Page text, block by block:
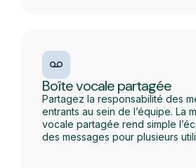
Boîte vocale partagée
Partagez la responsabilité des
entrants au sein de l’équipe. La
vocale partagée rend simple
des messages pour plusieurs